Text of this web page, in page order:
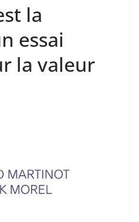
la
essai
la valeur